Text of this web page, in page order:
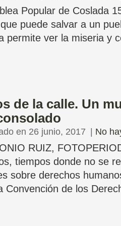
Popular de Coslada
puede salvar a un
permite ver la miseria y
de la calle. Un
en 26 junio, 2017 No
RUIZ,
tiempos donde no se
sobre derechos
Convención de los